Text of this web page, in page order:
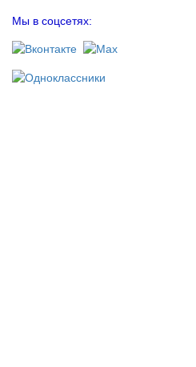
Мы в соцсетях: